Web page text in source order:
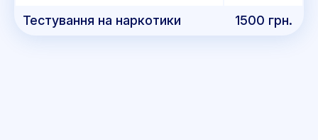
Тестування на наркотики 1500 грн.